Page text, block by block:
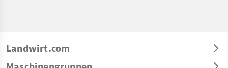
Landwirt.com